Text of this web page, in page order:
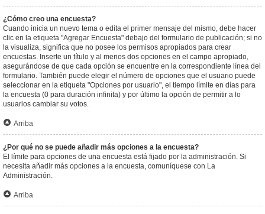
¿Cómo creo una encuesta?
Cuando inicia un nuevo tema o edita el primer mensaje del mismo, debe hacer
clic en la etiqueta "Agregar Encuesta" debajo del formulario de publicación; si no
la visualiza, significa que no posee los permisos apropiados para crear
encuestas. Inserte un título y al menos dos opciones en el campo apropiado,
asegurándose de que cada opción se encuentre en la correspondiente línea del
formulario. También puede elegir el número de opciones que el usuario puede
seleccionar en la etiqueta "Opciones por usuario", el tiempo límite en días para
la encuesta (0 para duración infinita) y por último la opción de permitir a lo
usuarios cambiar su votos.
Arriba
¿Por qué no se puede añadir más opciones a la encuesta?
El límite para opciones de una encuesta está fijado por la administración. Si
necesita añadir más opciones a la encuesta, comuníquese con La
Administración.
Arriba